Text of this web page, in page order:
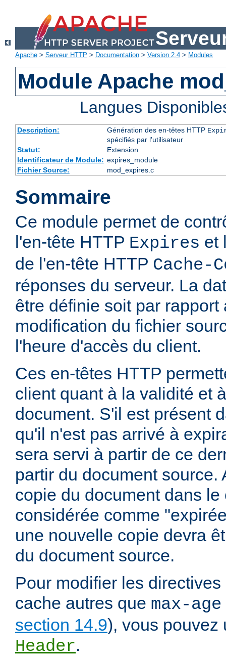
Apache > Serveur HTTP > Documentation > Version 2.4 > Modules
Module Apache
Langues
Description: Génération des en-têtes HTTP
spécifiés par l'utilisateur
Statut:
Extension
Identificateur de Module: expires_module
Fichier Source:
mod_expires.c
Sommaire
Ce module permet de
l'en-tête HTTP Expires et
de l'en-tête HTTP Cache-
réponses du serveur. La
être définie soit par
modification du fichier
l'heure d'accès du client.
Ces en-têtes HTTP
client quant à la validité et
document. S'il est présent
qu'il n'est pas arrivé à
sera servi à partir de ce
partir du document source.
copie du document dans le
considérée comme
une nouvelle copie devra
du document source.
Pour modifier les
cache autres que max-age
section 14.9), vous pouvez
Header.